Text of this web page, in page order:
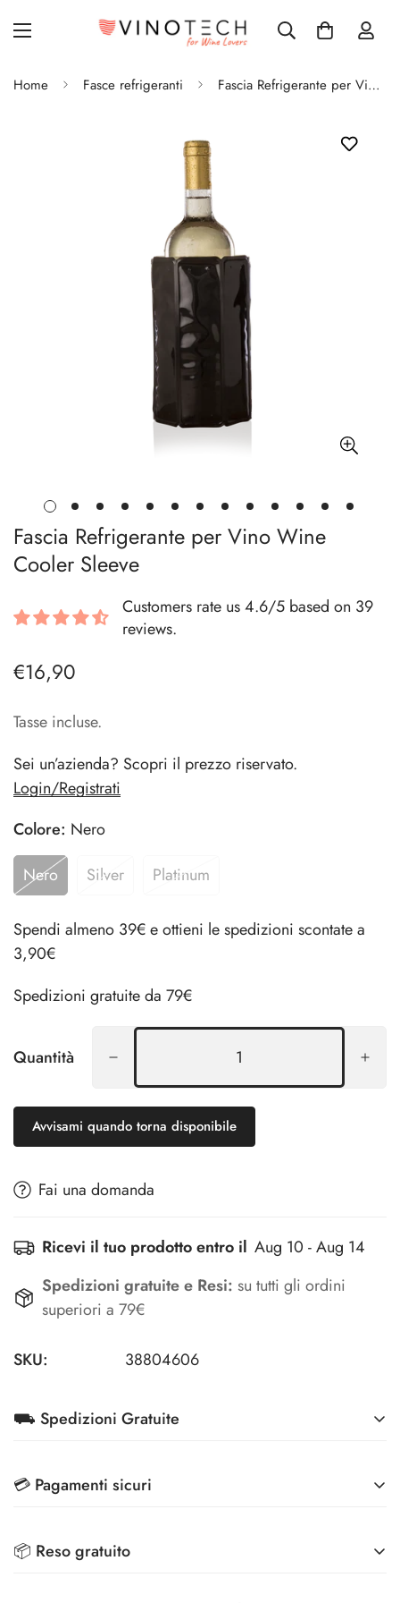
Home Fasce refrigeranti Fascia Refrigerante per Vino Wine Cooler Sleeve
Fascia Refrigerante per Vino Wine
Cooler Sleeve
Customers rate us 4.6/5 based on 39
reviews.
Prezzo
€16,90
Tasse incluse.
Sei un’azienda? Scopri il prezzo riservato.
Login/Registrati
Colore: Nero
Nero
Silver Platinum
Spendi almeno 39€ e ottieni le spedizioni scontate a
3,90€
Spedizioni gratuite da 79€
Quantità
Avvisami quando torna disponibile
Fai una domanda
Ricevi il tuo prodotto entro il Aug 10 - Aug 14
Spedizioni gratuite e Resi: su tutti gli ordini
superiori a 79€
SKU: 38804606
⛟ Spedizioni Gratuite
per Aziende)
Spedizioni scontate a 3,90€ per ordini superiori a 39€
💳 Pagamenti sicuri
metodi di pagamento più sicuri sul mercato
📦 Reso gratuito